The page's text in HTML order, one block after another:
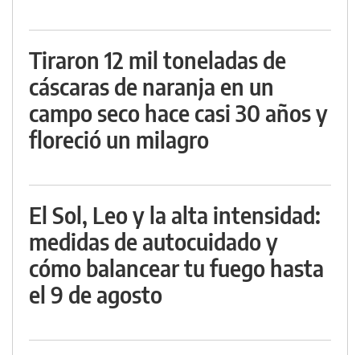
Tiraron 12 mil toneladas de
cáscaras de naranja en un
campo seco hace casi 30 años y
floreció un milagro
El Sol, Leo y la alta intensidad:
medidas de autocuidado y
cómo balancear tu fuego hasta
el 9 de agosto